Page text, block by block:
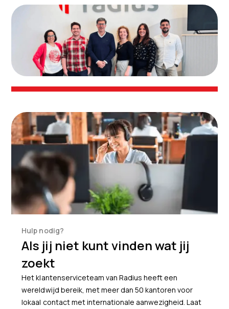
Hulp nodig?
Als jij niet kunt vinden wat jij
zoekt
Het klantenserviceteam van Radius heeft een
wereldwijd bereik, met meer dan 50 kantoren voor
lokaal contact met internationale aanwezigheid. Laat